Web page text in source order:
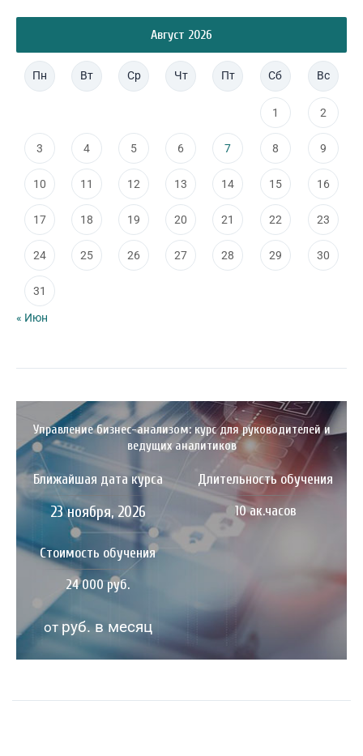
Август 2026
Пн Вт Ср Чт Пт Сб Вс
1 2
3 4 5 6 7 8 9
10 11 12 13 14 15 16
17 18 19 20 21 22 23
24 25 26 27 28 29 30
31
« Июн
Управление бизнес-анализом: курс для руководителей и
ведущих аналитиков
Ближайшая дата курса
23 ноября, 2026
Длительность обучения
10 ак.часов
Стоимость обучения
24 000 руб.
от руб. в месяц